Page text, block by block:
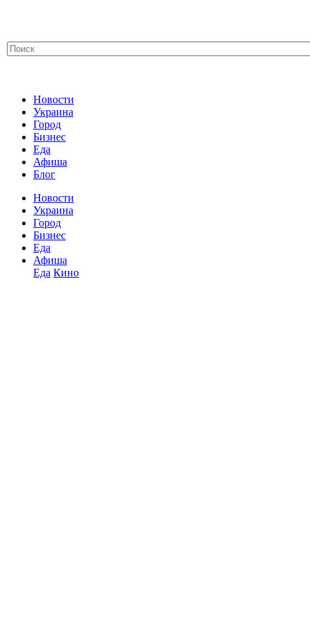
Новости
Украина
Город
Бизнес
Еда
Афиша
Блог
Новости
Украина
Город
Бизнес
Еда
Афиша
Еда Кино